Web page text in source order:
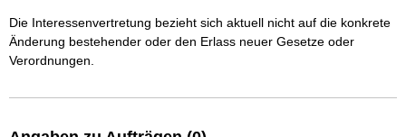
Die Interessenvertretung bezieht sich aktuell nicht auf die konkrete
Änderung bestehender oder den Erlass neuer Gesetze oder
Verordnungen.